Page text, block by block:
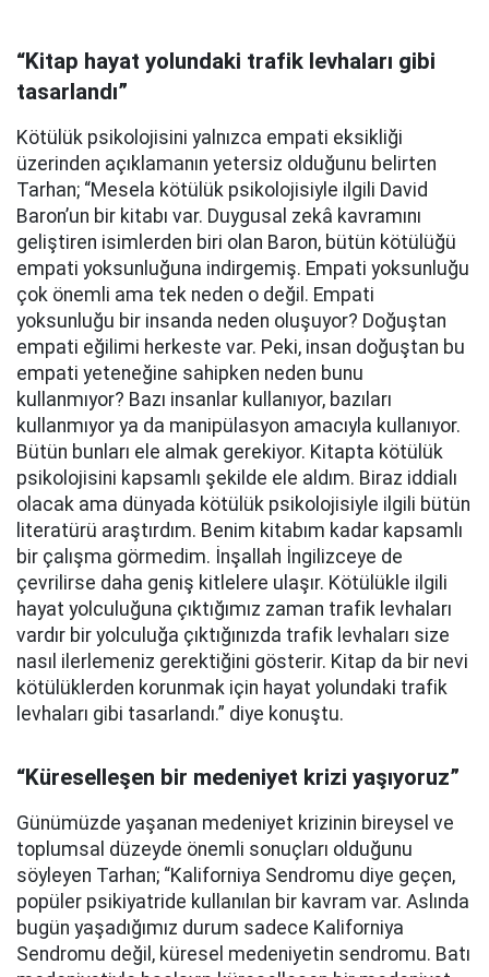
“Kitap hayat yolundaki trafik levhaları gibi
tasarlandı”
Kötülük psikolojisini yalnızca empati eksikliği
üzerinden açıklamanın yetersiz olduğunu belirten
Tarhan; “Mesela kötülük psikolojisiyle ilgili David
Baron’un bir kitabı var. Duygusal zekâ kavramını
geliştiren isimlerden biri olan Baron, bütün kötülüğü
empati yoksunluğuna indirgemiş. Empati yoksunluğu
çok önemli ama tek neden o değil. Empati
yoksunluğu bir insanda neden oluşuyor? Doğuştan
empati eğilimi herkeste var. Peki, insan doğuştan bu
empati yeteneğine sahipken neden bunu
kullanmıyor? Bazı insanlar kullanıyor, bazıları
kullanmıyor ya da manipülasyon amacıyla kullanıyor.
Bütün bunları ele almak gerekiyor. Kitapta kötülük
psikolojisini kapsamlı şekilde ele aldım. Biraz iddialı
olacak ama dünyada kötülük psikolojisiyle ilgili bütün
literatürü araştırdım. Benim kitabım kadar kapsamlı
bir çalışma görmedim. İnşallah İngilizceye de
çevrilirse daha geniş kitlelere ulaşır. Kötülükle ilgili
hayat yolculuğuna çıktığımız zaman trafik levhaları
vardır bir yolculuğa çıktığınızda trafik levhaları size
nasıl ilerlemeniz gerektiğini gösterir. Kitap da bir nevi
kötülüklerden korunmak için hayat yolundaki trafik
levhaları gibi tasarlandı.” diye konuştu.
“Küreselleşen bir medeniyet krizi yaşıyoruz”
Günümüzde yaşanan medeniyet krizinin bireysel ve
toplumsal düzeyde önemli sonuçları olduğunu
söyleyen Tarhan; “Kaliforniya Sendromu diye geçen,
popüler psikiyatride kullanılan bir kavram var. Aslında
bugün yaşadığımız durum sadece Kaliforniya
Sendromu değil, küresel medeniyetin sendromu. Batı